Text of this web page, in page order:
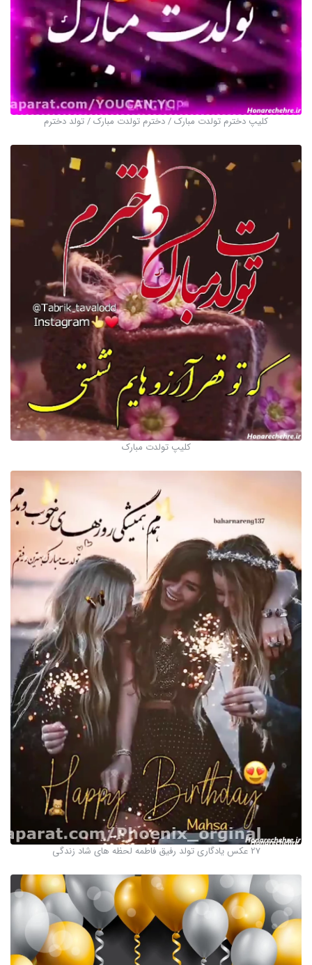
کلیپ دخترم تولدت مبارک / دخترم تولدت مبارک / تولد دخترم
کلیپ تولدت مبارک
27 عکس یادگاری تولد رفیق فاطمه لحظه های شاد زندگی